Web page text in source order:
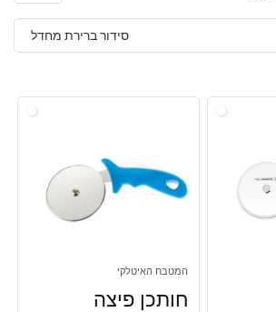
סידור ברירת מחדל
המטבח האיטלקי
חותכן פיצה